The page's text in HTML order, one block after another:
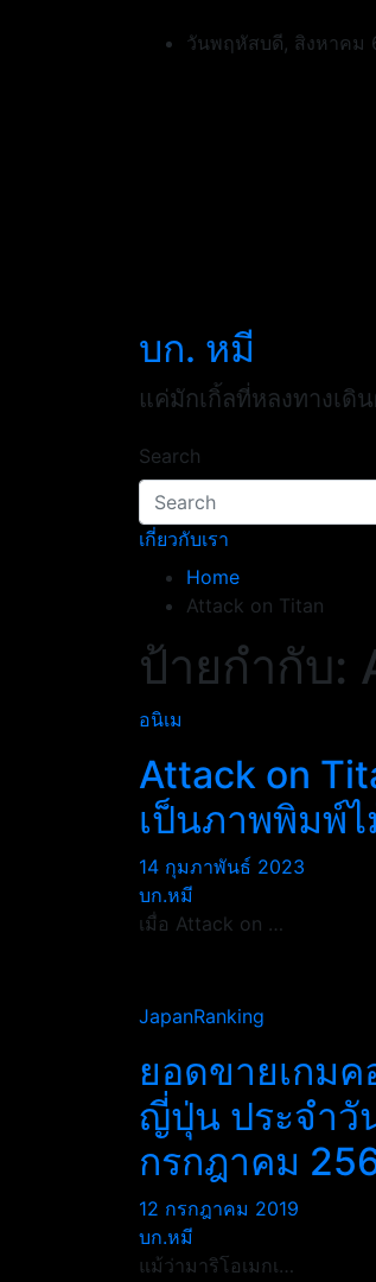
วันพฤหัสบดี, สิงหาคม
บก. หมี
แค่มักเกิ้ลที่หลงทางเดิ
Search
เกี่ยวกับเรา
Home
Attack on Titan
ป้ายกำกับ:
อนิเม
Attack on
เป็นภาพพิมพ์
14 กุมภาพันธ์ 2023
บก.หมี
เมื่อ Attack on …
JapanRanking
ยอดขายเกม
ญี่ปุ่น ประจำวั
กรกฎาคม
12 กรกฎาคม 2019
บก.หมี
แม้ว่ามาริโอเมกเ…